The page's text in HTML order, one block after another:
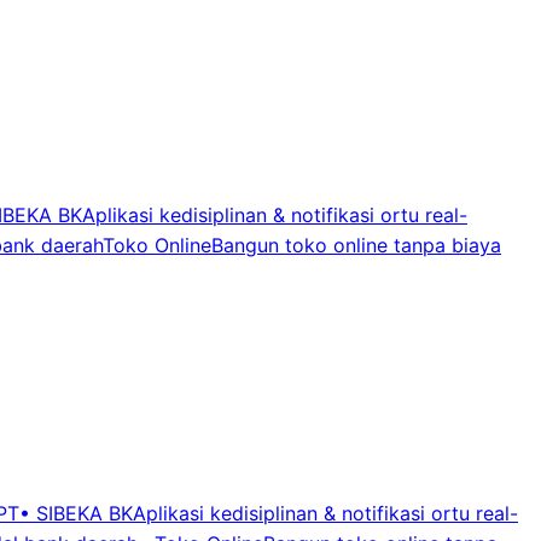
BKAplikasi kedisiplinan & notifikasi ortu real-
daerahToko OnlineBangun toko online tanpa biaya
• SIBEKA BKAplikasi kedisiplinan & notifikasi ortu real-